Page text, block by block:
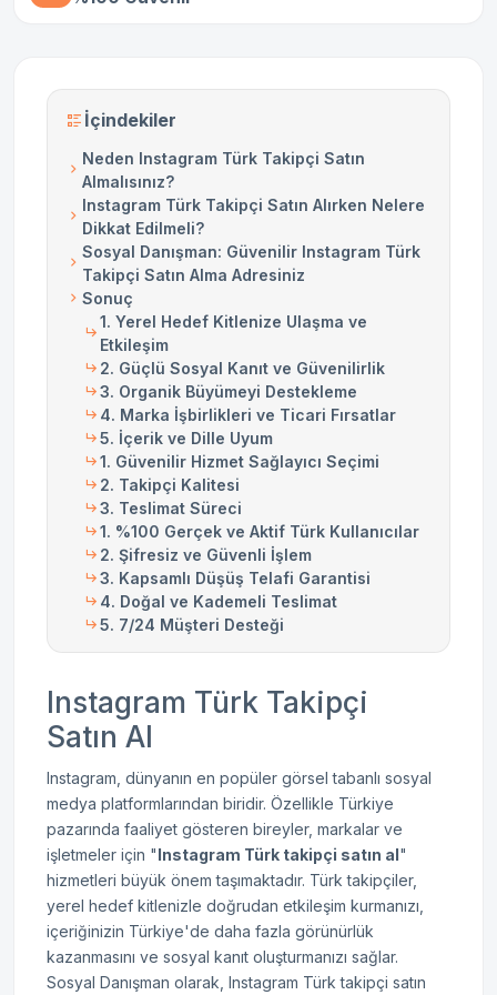
İçindekiler
Neden Instagram Türk Takipçi Satın
Almalısınız?
Instagram Türk Takipçi Satın Alırken Nelere
Dikkat Edilmeli?
Sosyal Danışman: Güvenilir Instagram Türk
Takipçi Satın Alma Adresiniz
Sonuç
1. Yerel Hedef Kitlenize Ulaşma ve
Etkileşim
2. Güçlü Sosyal Kanıt ve Güvenilirlik
3. Organik Büyümeyi Destekleme
4. Marka İşbirlikleri ve Ticari Fırsatlar
5. İçerik ve Dille Uyum
1. Güvenilir Hizmet Sağlayıcı Seçimi
2. Takipçi Kalitesi
3. Teslimat Süreci
1. %100 Gerçek ve Aktif Türk Kullanıcılar
2. Şifresiz ve Güvenli İşlem
3. Kapsamlı Düşüş Telafi Garantisi
4. Doğal ve Kademeli Teslimat
5. 7/24 Müşteri Desteği
Instagram Türk Takipçi
Satın Al
Instagram, dünyanın en popüler görsel tabanlı sosyal
medya platformlarından biridir. Özellikle Türkiye
pazarında faaliyet gösteren bireyler, markalar ve
işletmeler için "Instagram Türk takipçi satın al"
hizmetleri büyük önem taşımaktadır. Türk takipçiler,
yerel hedef kitlenizle doğrudan etkileşim kurmanızı,
içeriğinizin Türkiye'de daha fazla görünürlük
kazanmasını ve sosyal kanıt oluşturmanızı sağlar.
Sosyal Danışman olarak, Instagram Türk takipçi satın